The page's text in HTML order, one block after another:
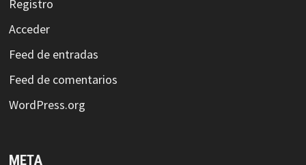
Registro
Acceder
Feed de entradas
Feed de comentarios
WordPress.org
META